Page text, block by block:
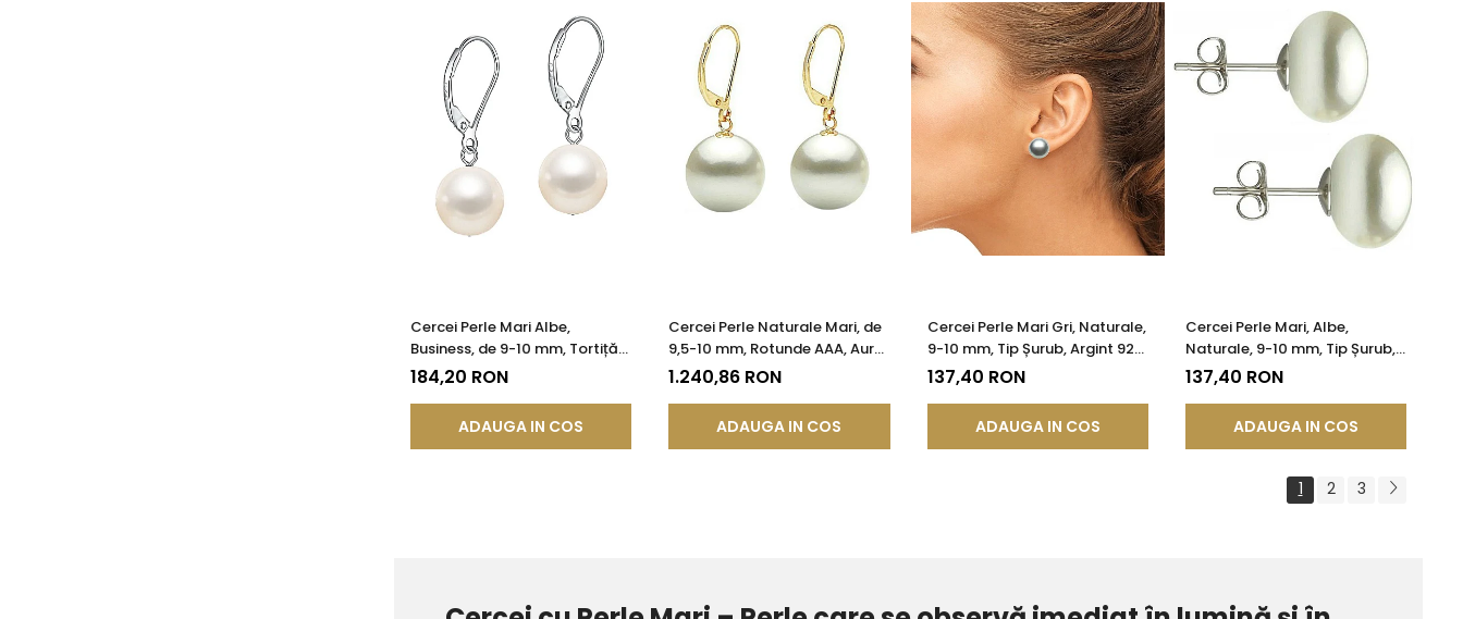
Cercei Perle Mari Albe,
Business, de 9-10 mm, Tortiță
Închisă, Argint 925 - Calitate
184,20 RON
ADAUGA IN COS
Cercei Perle Naturale Mari, de
9,5-10 mm, Rotunde AAA, Aur
14K (aur 585) | KASKADDA®
1.240,86 RON
ADAUGA IN COS
Cercei Perle Mari Gri, Naturale,
9-10 mm, Tip Șurub, Argint 925
- Calitate AAA | KASKADDA®
137,40 RON
ADAUGA IN COS
Cercei Perle Mari, Albe,
Naturale, 9-10 mm, Tip Șurub,
Argint 925 - Calitate AAA |
137,40 RON
ADAUGA IN COS
1 2 3